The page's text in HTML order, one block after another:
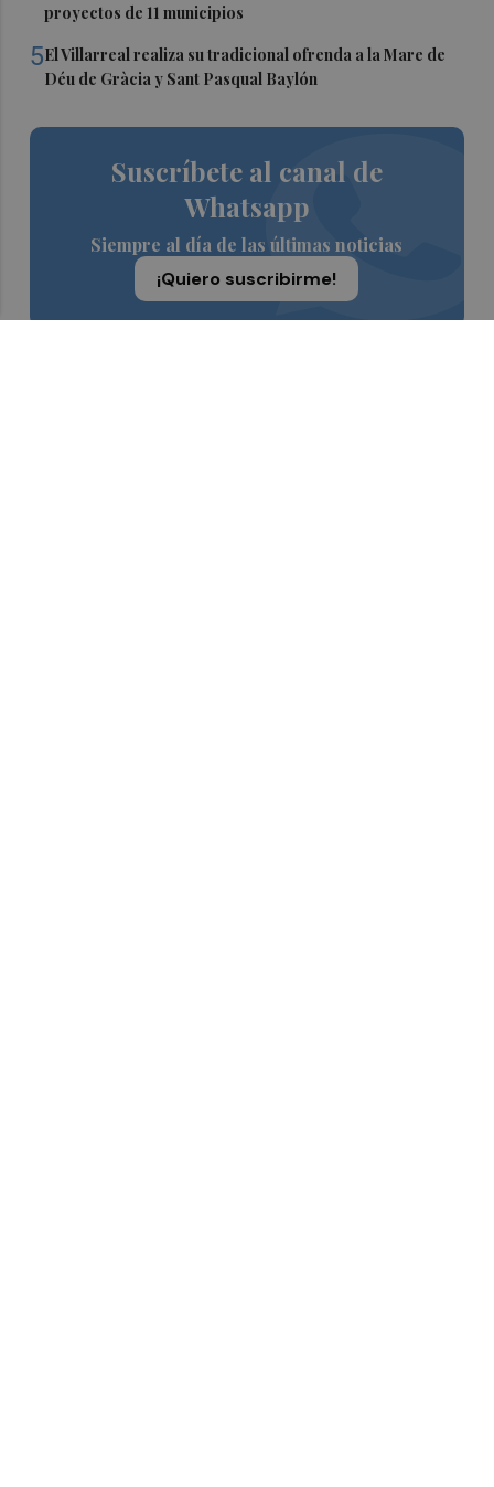
proyectos de 11 municipios
5El Villarreal realiza su tradicional ofrenda a la Mare de
Déu de Gràcia y Sant Pasqual Baylón
Suscríbete al canal de
Whatsapp
Siempre al día de las últimas noticias
¡Quiero suscribirme!